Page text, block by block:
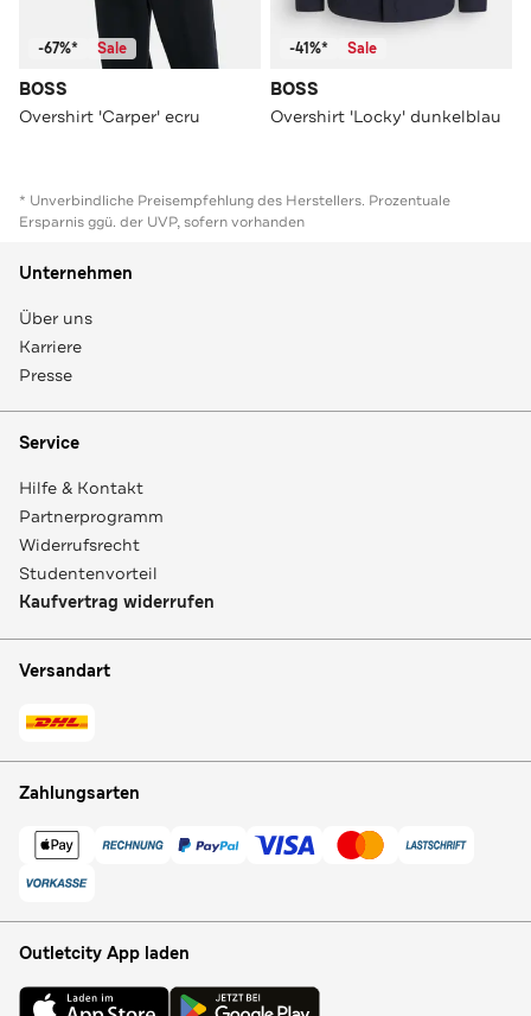
-67%* Sale
BOSS
Overshirt 'Carper' ecru
-41%* Sale
BOSS
Overshirt 'Locky' dunkelblau
* Unverbindliche Preisempfehlung des Herstellers. Prozentuale
Ersparnis ggü. der UVP, sofern vorhanden
Unternehmen
Über uns
Karriere
Presse
Service
Hilfe & Kontakt
Partnerprogramm
Widerrufsrecht
Studentenvorteil
Kaufvertrag widerrufen
Versandart
Zahlungsarten
Outletcity App laden